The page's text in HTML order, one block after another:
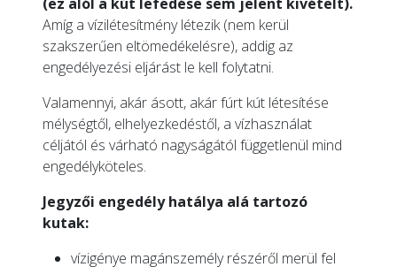
Amíg a vízilétesítmény létezik (nem kerül
szakszerűen eltömedékelésre), addig az
engedélyezési eljárást le kell folytatni.
Valamennyi, akár ásott, akár fúrt kút létesítése
mélységtől, elhelyezkedéstől, a vízhasználat
céljától és várható nagyságától függetlenül mind
engedélyköteles.
Jegyzői engedély hatálya alá tartozó
kutak:
vízigénye magánszemély részéről merül fel